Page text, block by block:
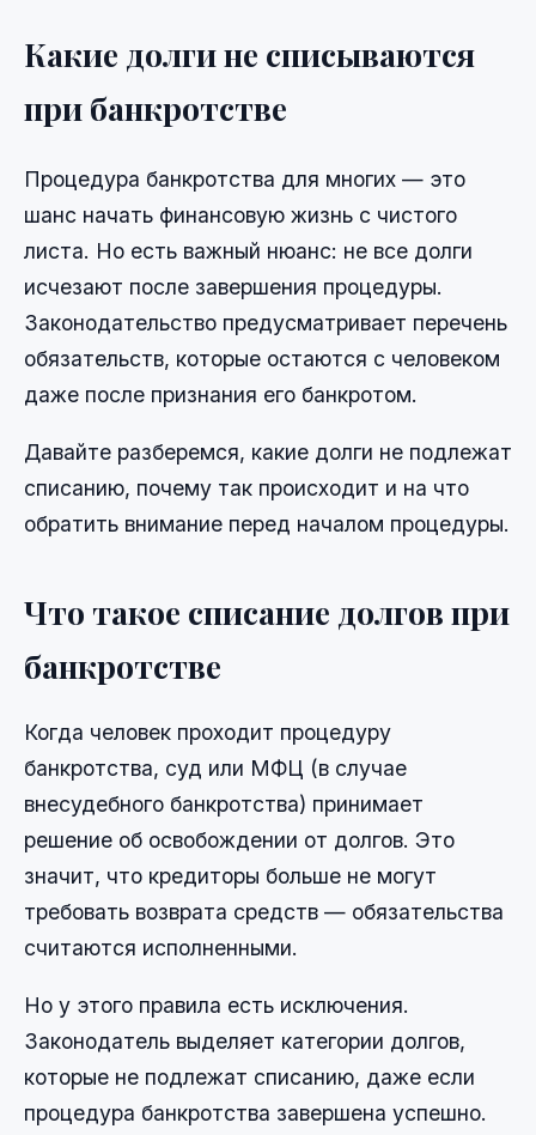
Какие долги не списываются
при банкротстве
Процедура банкротства для многих — это
шанс начать финансовую жизнь с чистого
листа. Но есть важный нюанс: не все долги
исчезают после завершения процедуры.
Законодательство предусматривает перечень
обязательств, которые остаются с человеком
даже после признания его банкротом.
Давайте разберемся, какие долги не подлежат
списанию, почему так происходит и на что
обратить внимание перед началом процедуры.
Что такое списание долгов при
банкротстве
Когда человек проходит процедуру
банкротства, суд или МФЦ (в случае
внесудебного банкротства) принимает
решение об освобождении от долгов. Это
значит, что кредиторы больше не могут
требовать возврата средств — обязательства
считаются исполненными.
Но у этого правила есть исключения.
Законодатель выделяет категории долгов,
которые не подлежат списанию, даже если
процедура банкротства завершена успешно.